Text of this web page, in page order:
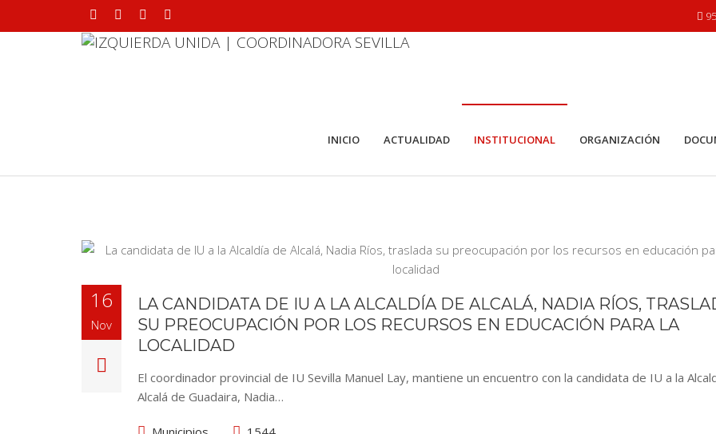
INICIO ACTUALIDAD INSTITUCIONAL ORGANIZACIÓN
16
Nov
LA CANDIDATA DE IU A LA ALCALDÍA DE ALCALÁ, NADIA RÍOS,
SU PREOCUPACIÓN POR LOS RECURSOS EN EDUCACIÓN PARA LA
LOCALIDAD
El coordinador provincial de IU Sevilla Manuel Lay, mantiene un encuentro con la candidata de IU a la
Alcalá de Guadaira, Nadia…